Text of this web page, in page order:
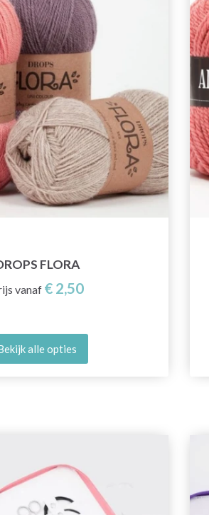
FLORA
vanaf € 2,50
alle opties